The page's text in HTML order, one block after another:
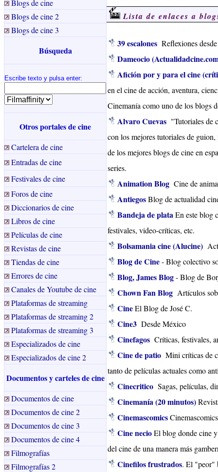
Blogs de cine
Blogs de cine 2
Blogs de cine 3
Búsqueda
Escribe texto y pulsa enter:
Otros portales de cine
Cartelera de cine
Entradas de cine
Festivales de cine
Foros de cine
Diccionarios de cine
Libros de cine
Películas de cine
Revistas de cine
Tiendas de cine
Errores de cine
Canales de Youtube de cine
Plataformas de streaming
Plataformas de streaming 2
Plataformas de streaming 3
Especializados de cine
Especializados de cine 2
Documentos y carteles de cine
Documentos de cine
Documentos de cine 2
Documentos de cine 3
Documentos de cine 4
Filmografías
Filmografías 2
Lista de enlaces a
39 escalones Reflexiones
Dameocio
Afición por y para el cine
en el cine de acción, aventura,
Cinemanía como uno de los blogs
Alvaro Cuevas "Tutoriales de
con los mejores tutoriales de
de los mejores blogs de cine en
series.
Animation Blog Cine de
AntiegosBlog de actualidad
Bandeja de plataEn este blog
festivales, video-críticas, etc.
Bolsamania cine (Alucine)
Blog de Cine- Blog colectivo
Blog, James Blog- Blog de
Chown Fan Blog Artículos
CineEl Blog de José C.
Cine3 Desde México
Cinefagos Críticas, festivales,
Cine de patio Mini críticas de
tanto de películas actuales como
Cinecritico Sagas, películas,
Cinemanía (20 minutos)
Cinemascomics
Cine necioEl blog donde cine
del cine de una manera más
Cinefilos frustrados. El "peor"